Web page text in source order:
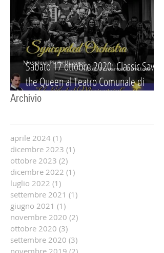
Sabato 17 ottobre 2020: Classic Save
the Queen al Teatro Comunale di
Guidizzolo
Archivio
aprile 2024 (1)
dicembre 2023 (1)
ottobre 2023 (2)
dicembre 2022 (1)
luglio 2022 (1)
settembre 2021 (1)
giugno 2021 (1)
novembre 2020 (2)
ottobre 2020 (3)
settembre 2020 (3)